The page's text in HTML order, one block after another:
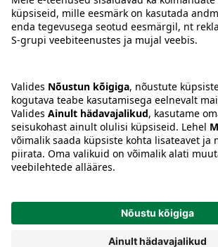
Tingimused
Keel:ETENRU